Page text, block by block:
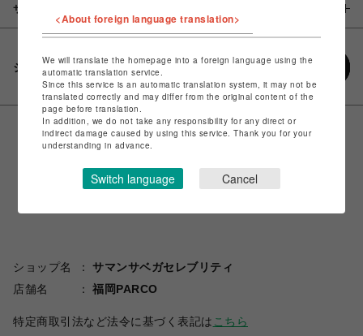
サイズ
シェアする
ショップ名
サマンサベガセレブリティ
店舗名
福岡PARCO
特定商取引法など法令に基づく表記は こちら
<About foreign language translation>
We will translate the homepage into a foreign language using the
automatic translation service.
Since this service is an automatic translation system, it may not be
translated correctly and may differ from the original content of the
page before translation.
In addition, we do not take any responsibility for any direct or
indirect damage caused by using this service. Thank you for your
understanding in advance.
Switch language Cancel